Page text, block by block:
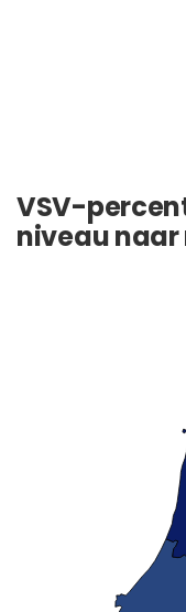
VSV-
niveau naar